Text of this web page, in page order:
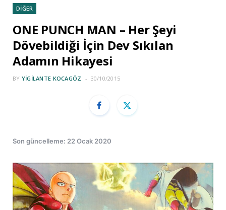
DİĞER
ONE PUNCH MAN – Her Şeyi
Dövebildiği İçin Dev Sıkılan
Adamın Hikayesi
BY YIGILANTE KOCAGÖZ 30/10/2015
Son güncelleme: 22 Ocak 2020